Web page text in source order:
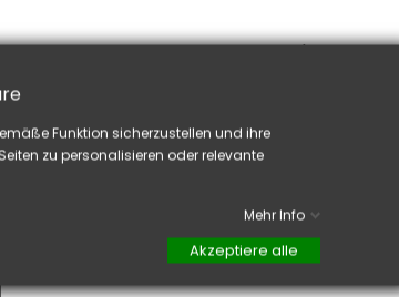
Weise, auf die Basis auftragen (es ist
der Nagelmodellage auftragen.
aufgetragen, schließen Sie die freie Kante
wie auchin Frenchverwendet.
falls Sie Nail Art auf Farbe realisieren
Funktion sicherzustellen und ihre
zu personalisieren oder relevante
Mehr Info
Akzeptiere alle